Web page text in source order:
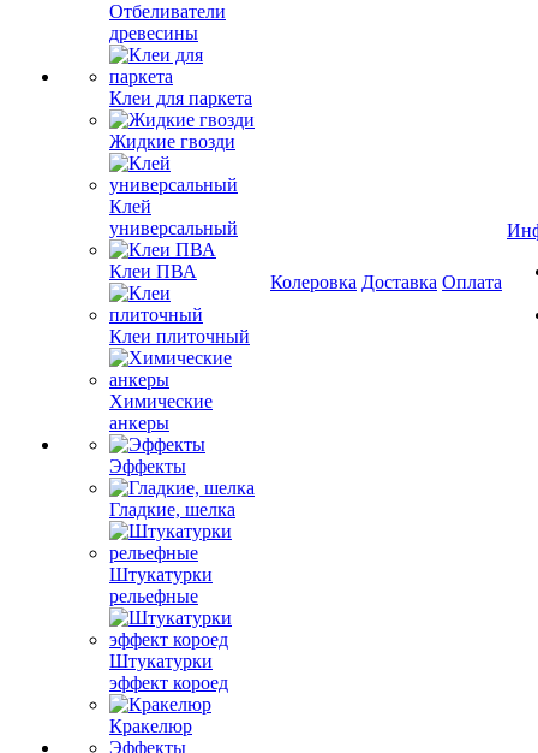
Отбеливатели
древесины
Клеи для паркета
Жидкие гвозди
Клей
универсальный
Клеи ПВА
Клеи плиточный
Химические
анкеры
Эффекты
Гладкие, шелка
Штукатурки
рельефные
Штукатурки
эффект короед
Кракелюр
Эффекты
Колеровка Доставка Оплата